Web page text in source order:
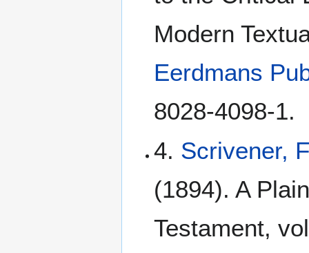
Modern
Eerdmans
8028-4098-1.
4. Scrivener,
(1894). A
Testament,